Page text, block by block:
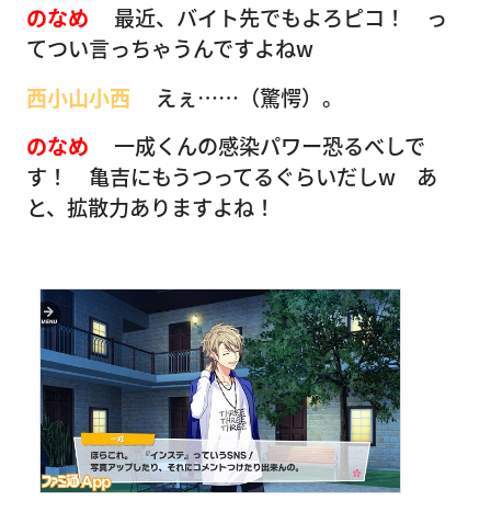
のなめ
最近、バイト先でもよろピコ！ っ
てつい言っちゃうんですよねw
西小山小西
えぇ……（驚愕）。
のなめ
一成くんの感染パワー恐るべしで
す！ 亀吉にもうつってるぐらいだしw あ
と、拡散力ありますよね！